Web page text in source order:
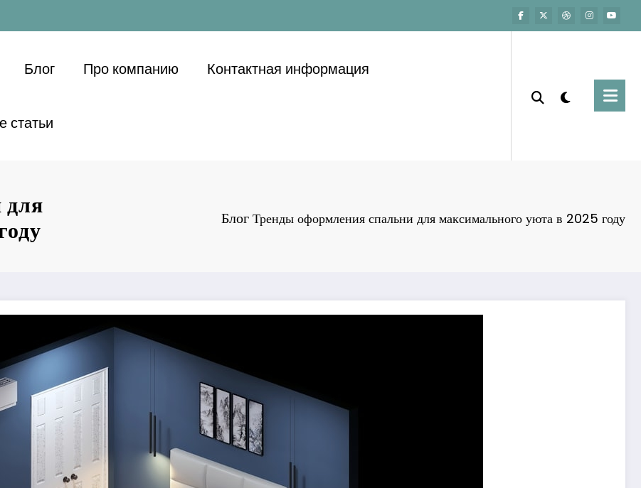
Блог Про компанию Контактная информация
статьи
Блог Тренды оформления спальни для максимального уюта в 2025 году